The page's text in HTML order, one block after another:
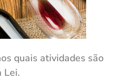
quais atividades são
Lei.